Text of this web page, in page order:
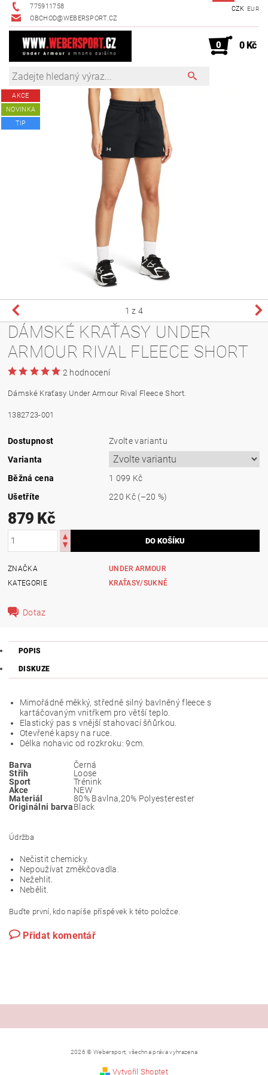
775911758
OBCHOD@WEBERSPORT.CZ
CZK EUR
0 0 Kč
AKCE
NOVINKA
TIP
1 z 4
DÁMSKÉ KRAŤASY UNDER
ARMOUR RIVAL FLEECE SHORT
2 hodnocení
Dámské Kraťasy Under Armour Rival Fleece Short.
1382723-001
Dostupnost
Zvolte variantu
Varianta
Běžná cena
1 099 Kč
Ušetříte
220 Kč (–20 %)
879 Kč
ZNAČKA
UNDER ARMOUR
KATEGORIE
KRAŤASY/SUKNĚ
Dotaz
POPIS
DISKUZE
Mimořádně měkký, středně silný bavlněný fleece s
kartáčovaným vnitřkem pro větší teplo.
Elastický pas s vnější stahovací šňůrkou.
Otevřené kapsy na ruce.
Délka nohavic od rozkroku: 9cm.
Barva
Černá
Střih
Loose
Sport
Trénink
Akce
NEW
Materiál
80% Bavlna,20% Polyesterester
Originálni barvaBlack
Údržba
Nečistit chemicky.
Nepoužívat změkčovadla.
Nežehlit.
Nebělit.
Buďte první, kdo napíše příspěvek k této položce.
Přidat komentář
2026 © Webersport, všechna práva vyhrazena
Vytvořil Shoptet